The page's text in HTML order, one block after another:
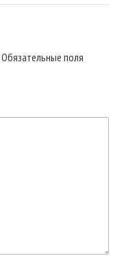
Обязательные поля